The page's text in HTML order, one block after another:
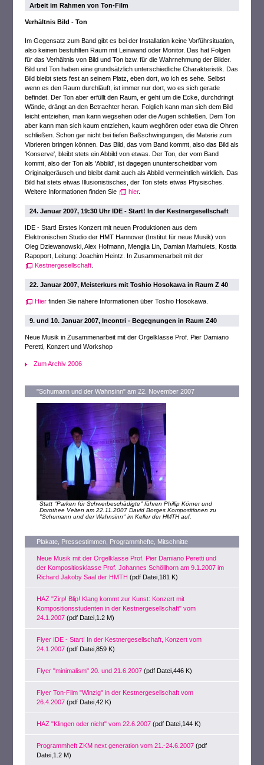
Arbeit im Rahmen von Ton-Film
Verhältnis Bild - Ton
Im Gegensatz zum Band gibt es bei der Installation keine Vorführsituation,
also keinen bestuhlten Raum mit Leinwand oder Monitor. Das hat Folgen
für das Verhältnis von Bild und Ton bzw. für die Wahrnehmung der Bilder.
Bild und Ton haben eine grundsätzlich unterschiedliche Charakteristik. Das
Bild bleibt stets fest an seinem Platz, eben dort, wo ich es sehe. Selbst
wenn es den Raum durchläuft, ist immer nur dort, wo es sich gerade
befindet. Der Ton aber erfüllt den Raum, er geht um die Ecke, durchdringt
Wände, drängt an den Betrachter heran. Folglich kann man sich dem Bild
leicht entziehen, man kann wegsehen oder die Augen schließen. Dem Ton
aber kann man sich kaum entziehen, kaum weghören oder etwa die Ohren
schließen. Schon gar nicht bei tiefen Baßschwingungen, die Materie zum
Vibrieren bringen können. Das Bild, das vom Band kommt, also das Bild als
'Konserve', bleibt stets ein Abbild von etwas. Der Ton, der vom Band
kommt, also der Ton als 'Abbild', ist dagegen ununterscheidbar vom
Originalgeräusch und bleibt damit auch als Abbild vermeintlich wirklich. Das
Bild hat stets etwas Illusionistisches, der Ton stets etwas Physisches.
Weitere Informationen finden Sie
hier.
24. Januar 2007, 19:30 Uhr IDE - Start! In der Kestnergesellschaft
IDE - Start! Erstes Konzert mit neuen Produktionen aus dem
Elektronischen Studio der HMT Hannover (Institut für neue Musik) von
Oleg Dziewanowski, Alex Hofmann, Mengjia Lin, Damian Marhulets, Kostia
Rapoport, Leitung: Joachim Heintz. In Zusammenarbeit mit der
Kestnergesellschaft
22. Januar 2007, Meisterkurs mit Toshio Hosokawa in Raum Z 40
Hier finden Sie nähere Informationen über Toshio Hosokawa.
9. und 10. Januar 2007, Incontri - Begegnungen in Raum Z40
Neue Musik in Zusammenarbeit mit der Orgelklasse Prof. Pier Damiano
Peretti, Konzert und Workshop
Zum Archiv 2006
"Schumann und der Wahnsinn" am 22. November 2007
Statt "Parken für Schwerbeschädigte" führen Phillip Körner und
Dorothee Velten am 22.11.2007 David Borges Kompositionen zu
"Schumann und der Wahnsinn" im Keller der HMTH auf.
Plakate, Pressestimmen, Programmhefte, Mitschnitte
Neue Musik mit der Orgelklasse Prof. Pier Damiano Peretti und
der Kompositiosklasse Prof. Johannes Schöllhorn am 9.1.2007 im
Richard Jakoby Saal der HMTH (pdf Datei,181 K)
HAZ "Zirp! Blip! Klang kommt zur Kunst: Konzert mit
Kompositionsstudenten in der Kestnergesellschaft" vom
24.1.2007 (pdf Datei,1.2 M)
Flyer IDE - Start! In der Kestnergesellschaft, Konzert vom
24.1.2007 (pdf Datei,859 K)
Flyer "minimalism" 20. und 21.6.2007 (pdf Datei,446 K)
Flyer Ton-Film "Winzig" in der Kestnergesellschaft vom
26.4.2007 (pdf Datei,42 K)
HAZ "Klingen oder nicht" vom 22.6.2007 (pdf Datei,144 K)
Programmheft ZKM next generation vom 21.-24.6.2007 (pdf
Datei,1.2 M)